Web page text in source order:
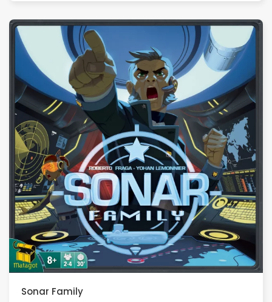
Sonar Family